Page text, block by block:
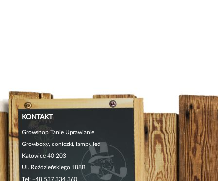
KONTAKT
Growshop Tanie Uprawianie
Growboxy, doniczki, lampy led
Katowice 40-203
Ul. Roździeńskiego 188B
Tel: +48 537 334 360